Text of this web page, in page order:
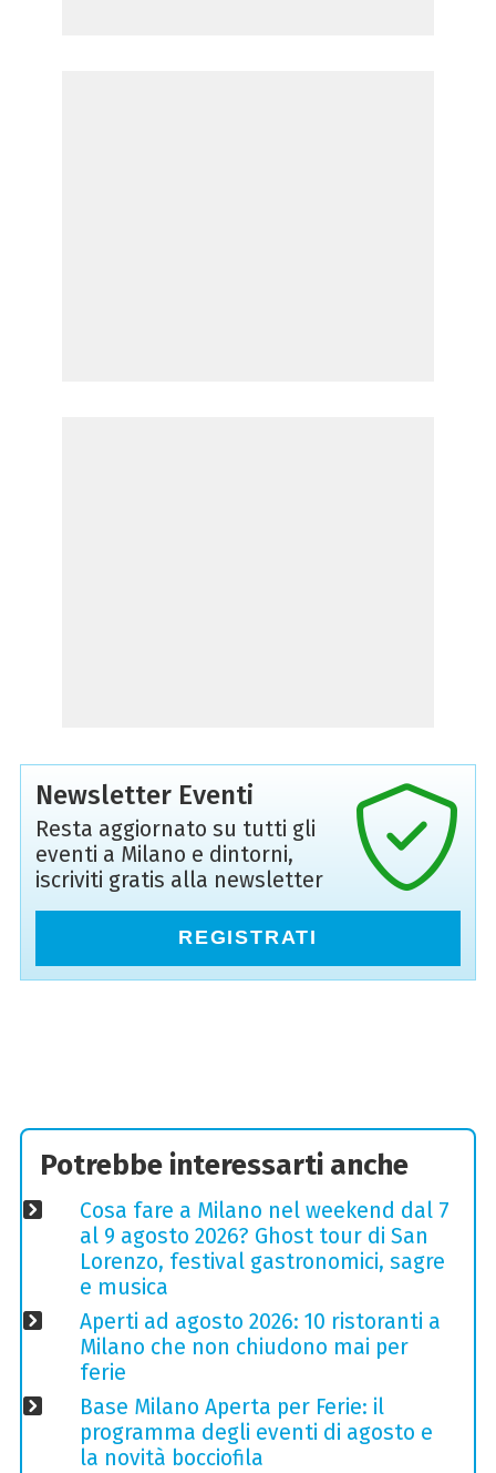
Newsletter Eventi
Resta aggiornato su tutti gli
eventi a Milano e dintorni,
iscriviti gratis alla newsletter
REGISTRATI
Potrebbe interessarti anche
Cosa fare a Milano nel weekend dal 7
al 9 agosto 2026? Ghost tour di San
Lorenzo, festival gastronomici, sagre
e musica
Aperti ad agosto 2026: 10 ristoranti a
Milano che non chiudono mai per
ferie
Base Milano Aperta per Ferie: il
programma degli eventi di agosto e
la novità bocciofila